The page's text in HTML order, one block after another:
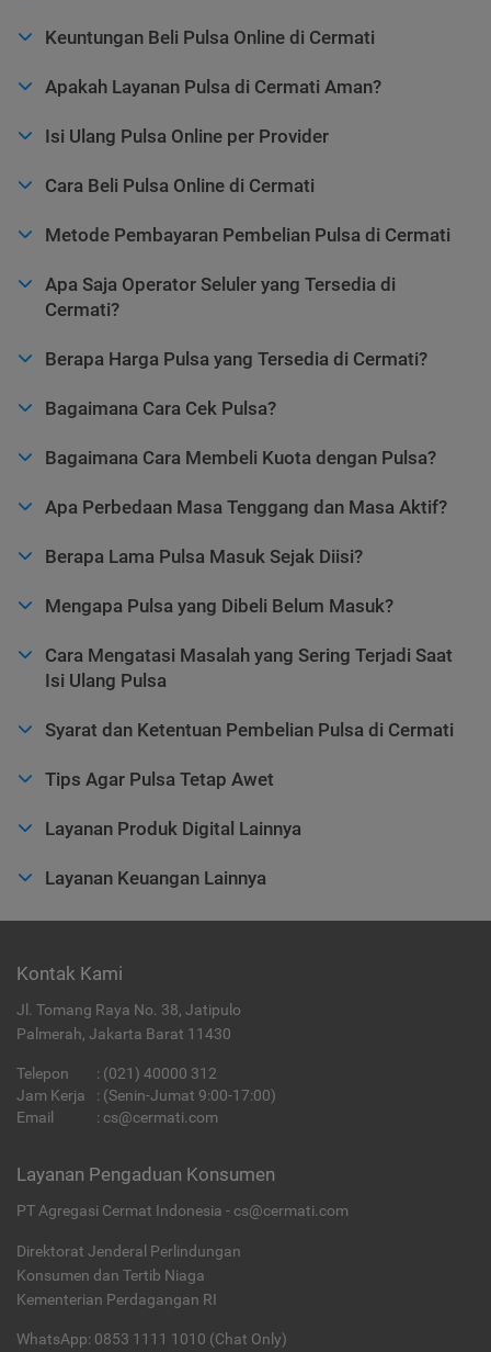
Keuntungan Beli Pulsa Online di Cermati
Apakah Layanan Pulsa di Cermati Aman?
Isi Ulang Pulsa Online per Provider
Cara Beli Pulsa Online di Cermati
Metode Pembayaran Pembelian Pulsa di Cermati
Apa Saja Operator Seluler yang Tersedia di
Cermati?
Berapa Harga Pulsa yang Tersedia di Cermati?
Bagaimana Cara Cek Pulsa?
Bagaimana Cara Membeli Kuota dengan Pulsa?
Apa Perbedaan Masa Tenggang dan Masa Aktif?
Berapa Lama Pulsa Masuk Sejak Diisi?
Mengapa Pulsa yang Dibeli Belum Masuk?
Cara Mengatasi Masalah yang Sering Terjadi Saat
Isi Ulang Pulsa
Syarat dan Ketentuan Pembelian Pulsa di Cermati
Tips Agar Pulsa Tetap Awet
Layanan Produk Digital Lainnya
Layanan Keuangan Lainnya
Kontak Kami
Jl. Tomang Raya No. 38, Jatipulo
Palmerah, Jakarta Barat 11430
Telepon : (021) 40000 312
Jam Kerja
: (Senin-Jumat 9:00-17:00)
Email
: cs@cermati.com
Layanan Pengaduan Konsumen
PT Agregasi Cermat Indonesia - cs@cermati.com
Direktorat Jenderal Perlindungan
Konsumen dan Tertib Niaga
Kementerian Perdagangan RI
WhatsApp: 0853 1111 1010 (Chat Only)